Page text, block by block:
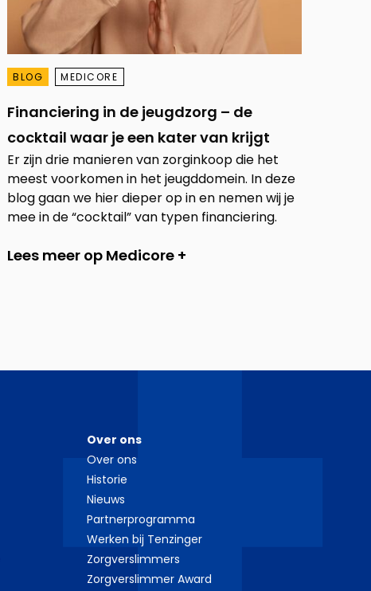
BLOG MEDICORE
Financiering in de jeugdzorg – de
cocktail waar je een kater van krijgt
Er zijn drie manieren van zorginkoop die het
meest voorkomen in het jeugddomein. In deze
blog gaan we hier dieper op in en nemen wij je
mee in de “cocktail” van typen financiering.
Lees meer op Medicore +
Over ons
Over ons
Historie
Nieuws
Partnerprogramma
Werken bij Tenzinger
Zorgverslimmers
Zorgverslimmer Award